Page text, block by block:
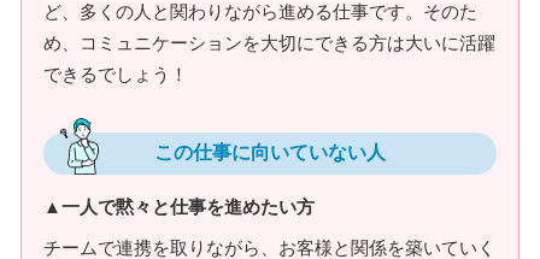
ど、多くの人と関わりながら進める仕事です。そのた
め、コミュニケーションを大切にできる方は大いに活躍
できるでしょう！
この仕事に向いていない人
▲一人で黙々と仕事を進めたい方
チームで連携を取りながら、お客様と関係を築いていく